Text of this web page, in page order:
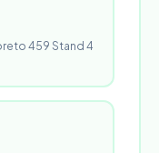
459 Stand 4